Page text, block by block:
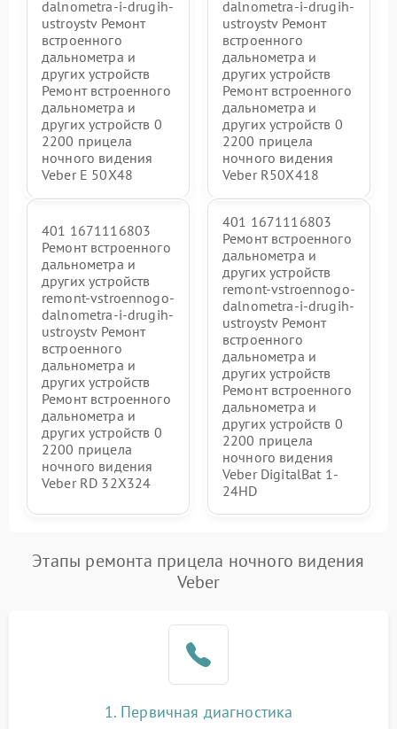
dalnometra-i-drugih-
ustroystv Ремонт
встроенного
дальнометра и
других устройств
Ремонт встроенного
дальнометра и
других устройств 0
2200 прицела
ночного видения
Veber E 50X48
dalnometra-i-drugih-
ustroystv Ремонт
встроенного
дальнометра и
других устройств
Ремонт встроенного
дальнометра и
других устройств 0
2200 прицела
ночного видения
Veber R50X418
401 1671116803
Ремонт встроенного
дальнометра и
других устройств
remont-vstroennogo-
dalnometra-i-drugih-
ustroystv Ремонт
встроенного
дальнометра и
других устройств
Ремонт встроенного
дальнометра и
других устройств 0
2200 прицела
ночного видения
Veber RD 32X324
401 1671116803
Ремонт встроенного
дальнометра и
других устройств
remont-vstroennogo-
dalnometra-i-drugih-
ustroystv Ремонт
встроенного
дальнометра и
других устройств
Ремонт встроенного
дальнометра и
других устройств 0
2200 прицела
ночного видения
Veber DigitalBat 1-
24HD
Этапы ремонта прицела ночного видения
Veber
1. Первичная диагностика